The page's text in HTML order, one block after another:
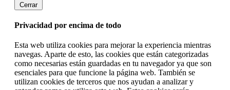
Cerrar
Privacidad por encima de todo
Esta web utiliza cookies para mejorar la experiencia mientras
navegas. Aparte de esto, las cookies que están categorizadas
como necesarias están guardadas en tu navegador ya que son
esenciales para que funcione la página web. También se
utilizan cookies de terceros que nos ayudan a analizar y